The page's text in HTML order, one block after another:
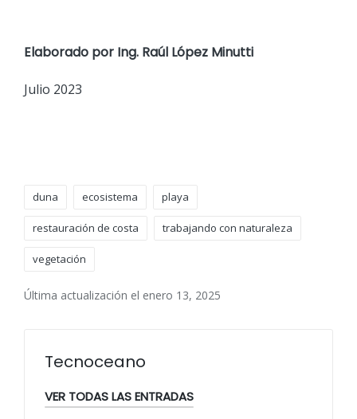
Elaborado por Ing. Raúl López Minutti
Julio 2023
duna ecosistema playa
restauración de costa trabajando con naturaleza
vegetación
Última actualización el enero 13, 2025
Tecnoceano
VER TODAS LAS ENTRADAS